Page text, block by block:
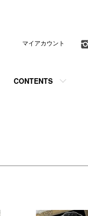
CONTENTS
マイアカウント